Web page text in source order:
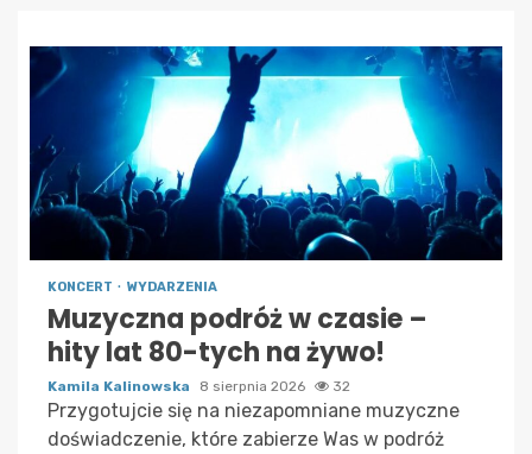
KONCERT WYDARZENIA
Muzyczna podróż w czasie –
hity lat 80-tych na żywo!
Kamila Kalinowska 8 sierpnia 2026 32
Przygotujcie się na niezapomniane muzyczne
doświadczenie, które zabierze Was w podróż